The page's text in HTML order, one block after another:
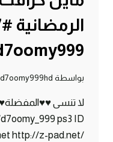
بواسطة d7oomy999hd
لا تنسى
ps3 ID
http://z-pad.net/